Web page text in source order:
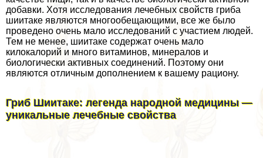
добавки. Хотя исследования лечебных свойств гриба
шиитаке являются многообещающими, все же было
проведено очень мало исследований с участием людей.
Тем не менее, шиитаке содержат очень мало
килокалорий и много витаминов, минералов и
биологически активных соединений. Поэтому они
являются отличным дополнением к вашему рациону.
Гриб Шиитаке: легенда народной медицины —
уникальные лечебные свойства